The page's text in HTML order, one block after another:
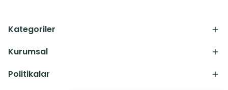
Kategoriler
Kurumsal
Politikalar